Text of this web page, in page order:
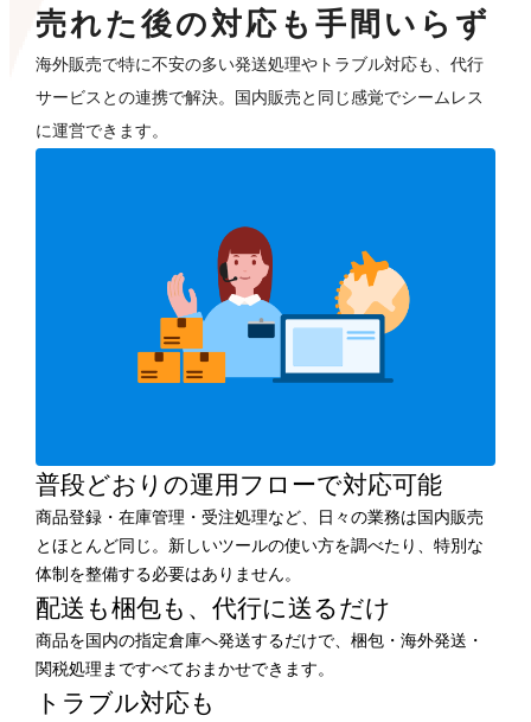
売れた後の対応も手間いらず
海外販売で特に不安の多い発送処理やトラブル対応も、代行
サービスとの連携で解決。国内販売と同じ感覚でシームレス
に運営できます。
普段どおりの運用フローで対応可能
商品登録・在庫管理・受注処理など、日々の業務は国内販売
とほとんど同じ。新しいツールの使い方を調べたり、特別な
体制を整備する必要はありません。
配送も梱包も、代行に送るだけ
商品を国内の指定倉庫へ発送するだけで、梱包・海外発送・
関税処理まですべておまかせできます。
トラブル対応も